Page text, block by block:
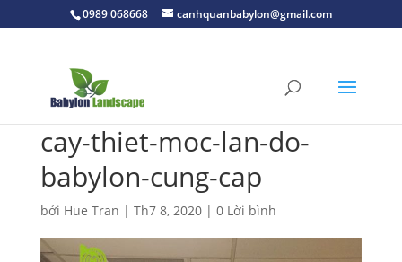
0989 068668 canhquanbabylon@gmail.com
cay-thiet-moc-lan-do-
babylon-cung-cap
bởi Hue Tran | Th7 8, 2020| 0 Lời bình